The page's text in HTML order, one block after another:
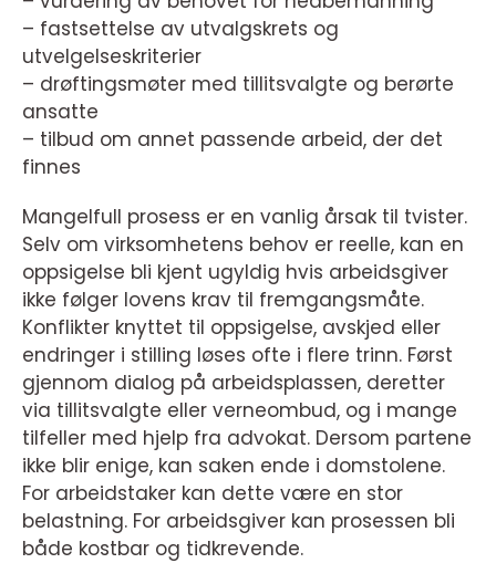
– fastsettelse av utvalgskrets og
utvelgelseskriterier
– drøftingsmøter med tillitsvalgte og berørte
ansatte
– tilbud om annet passende arbeid, der det
finnes
Mangelfull prosess er en vanlig årsak til tvister.
Selv om virksomhetens behov er reelle, kan en
oppsigelse bli kjent ugyldig hvis arbeidsgiver
ikke følger lovens krav til fremgangsmåte.
Konflikter knyttet til oppsigelse, avskjed eller
endringer i stilling løses ofte i flere trinn. Først
gjennom dialog på arbeidsplassen, deretter
via tillitsvalgte eller verneombud, og i mange
tilfeller med hjelp fra advokat. Dersom partene
ikke blir enige, kan saken ende i domstolene.
For arbeidstaker kan dette være en stor
belastning. For arbeidsgiver kan prosessen bli
både kostbar og tidkrevende.